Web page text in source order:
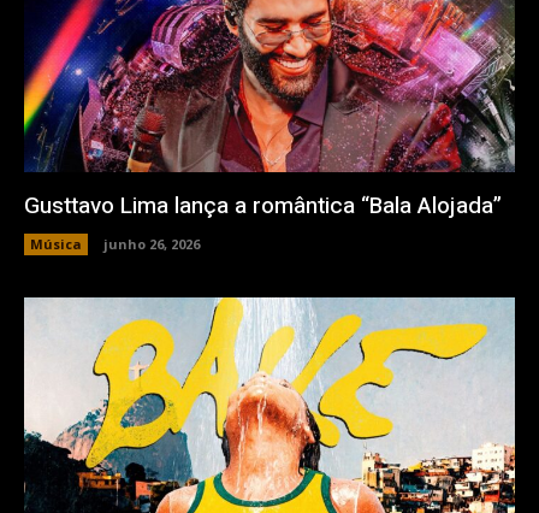
Gusttavo Lima lança a romântica “Bala Alojada”
Música junho 26, 2026